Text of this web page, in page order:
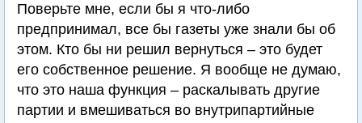
Поверьте мне, если бы я что-либо
предпринимал, все бы газеты уже знали бы об
этом. Кто бы ни решил вернуться – это будет
его собственное решение. Я вообще не думаю,
что это наша функция – раскалывать другие
партии и вмешиваться во внутрипартийные